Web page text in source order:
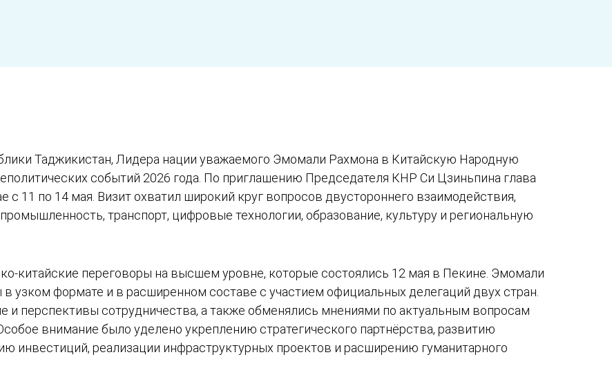
Таджикистан, Лидера нации уважаемого Эмомали Рахмона в Китайскую Народную
событий 2026 года. По приглашению Председателя КНР Си Цзиньпина глава
с 11 по 14 мая. Визит охватил широкий круг вопросов двустороннего взаимодействия,
транспорт, цифровые технологии, образование, культуру и региональную
китайские переговоры на высшем уровне, которые состоялись 12 мая в Пекине. Эмомали
узком формате и в расширенном составе с участием официальных делегаций двух стран.
и перспективы сотрудничества, а также обменялись мнениями по актуальным вопросам
внимание было уделено укреплению стратегического партнёрства, развитию
инвестиций, реализации инфраструктурных проектов и расширению гуманитарного